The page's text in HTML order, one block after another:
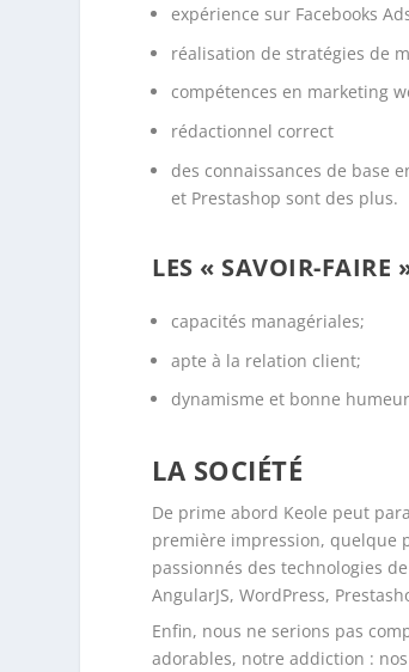
expérience sur Facebooks
réalisation de stratégies de
compétences en marketing
rédactionnel correct
des connaissances de base
et Prestashop sont des plus.
LES « SAVOIR-FAIRE
capacités managériales;
apte à la relation client;
dynamisme et bonne
LA SOCIÉTÉ
De prime abord Keole peut
première impression, quelque
passionnés des technologies
AngularJS, WordPress,
Enfin, nous ne serions pas
adorables, notre addiction :